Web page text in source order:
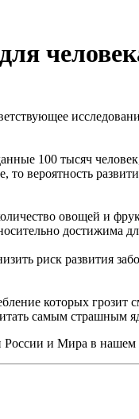
100 тысяч
вероятность
овощей и
достижима
риск развития
которых грозит
самым страшным
России и Мира в нашем